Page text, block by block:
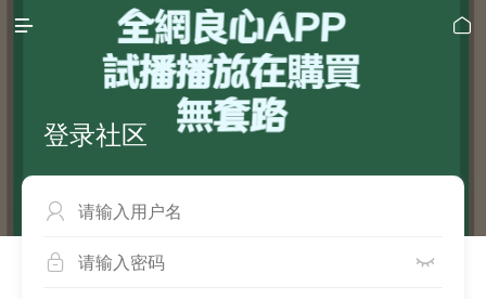
 
登录社区

 